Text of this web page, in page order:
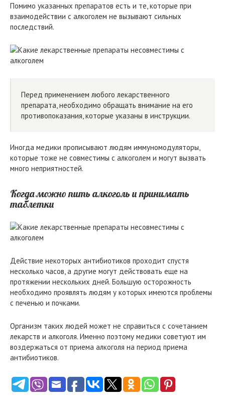
Помимо указанных препаратов есть и те, которые при
взаимодействии с алкоголем не вызывают сильных
последствий.
Перед применением любого лекарственного
препарата, необходимо обращать внимание на его
противопоказания, которые указаны в инструкции.
Иногда медики прописывают людям иммуномодуляторы,
которые тоже не совместимы с алкоголем и могут вызвать
много неприятностей.
Когда можно пить алкоголь и принимать
таблетки
Действие некоторых антибиотиков проходит спустя
несколько часов, а другие могут действовать еще на
протяжении нескольких дней. Большую осторожность
необходимо проявлять людям у которых имеются проблемы
с печенью и почками.
Организм таких людей может не справиться с сочетанием
лекарств и алкоголя. Именно поэтому медики советуют им
воздержаться от приема алкоголя на период приема
антибиотиков.